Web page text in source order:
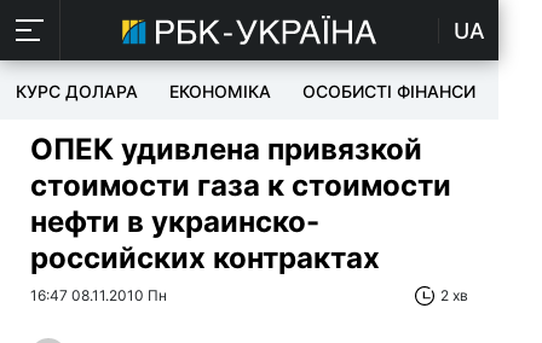
UA
КУРС ДОЛАРА ЕКОНОМІКА ОСОБИСТІ ФІНАНСИ
ОПЕК удивлена привязкой
стоимости газа к стоимости
нефти в украинско-
российских контрактах
16:47 08.11.2010 Пн 2 хв